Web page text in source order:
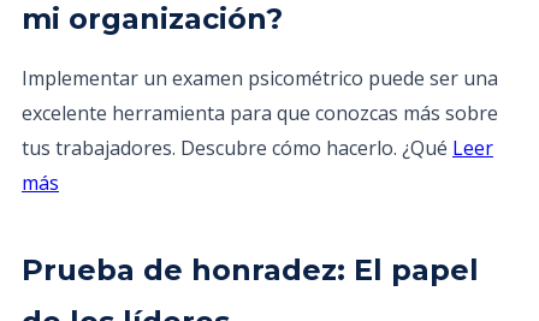
mi organización?
Implementar un examen psicométrico puede ser una
excelente herramienta para que conozcas más sobre
tus trabajadores. Descubre cómo hacerlo. ¿Qué Leer
más
Prueba de honradez: El papel